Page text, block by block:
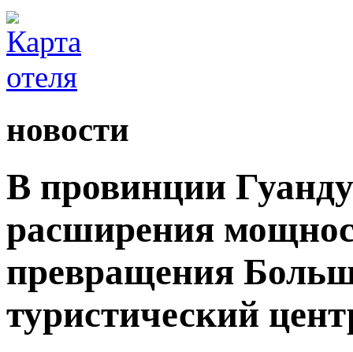
новости
В провинции
расширения
превращения
туристический